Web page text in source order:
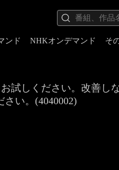
ンド NHKオンデマンド そ
試しください。改善し
さい。(4040002)